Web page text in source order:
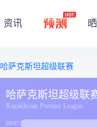
资讯
哈萨克斯坦超级联赛
哈萨克斯坦超级联
Kazakhstan Premier League
03/07